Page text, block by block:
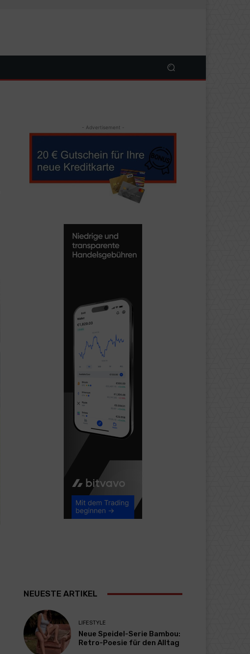
- Advertisement -
NEUESTE ARTIKEL
LIFESTYLE
Neue Speidel-Serie Bambou:
Retro-Poesie für den Alltag